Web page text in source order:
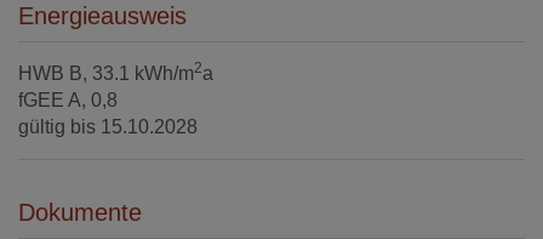
Energieausweis
HWB B, 33.1 kWh/m2a
fGEE A, 0,8
gültig bis 15.10.2028
Dokumente